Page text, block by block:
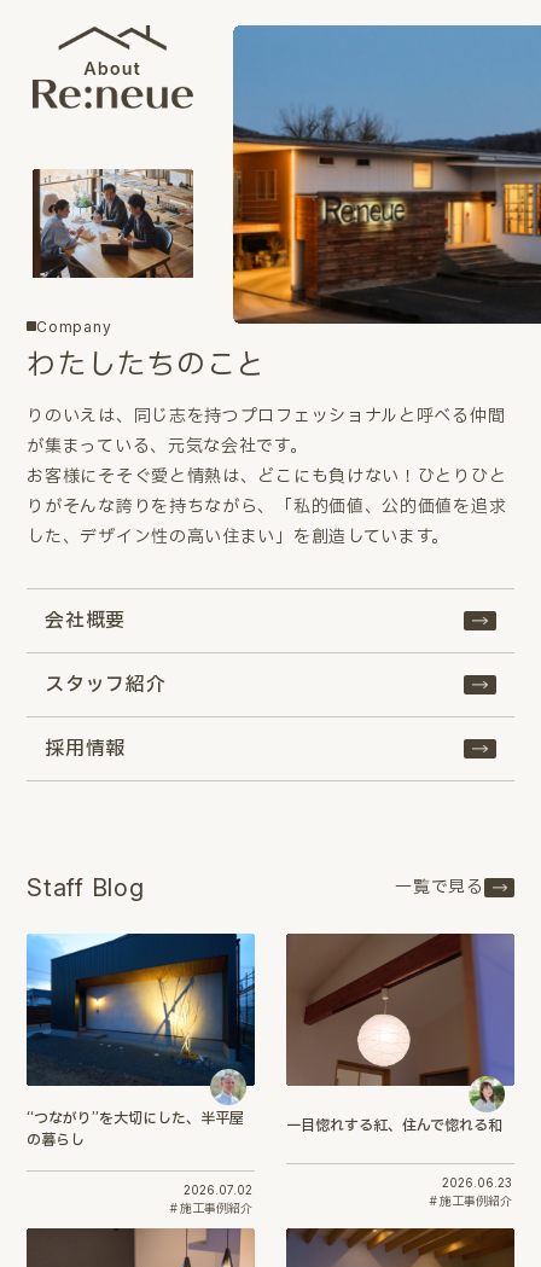
Company
わたしたちのこと
りのいえは、同じ志を持つプロフェッショナルと呼べる仲間
が集まっている、元気な会社です。
お客様にそそぐ愛と情熱は、どこにも負けない！ひとりひと
りがそんな誇りを持ちながら、「私的価値、公的価値を追求
した、デザイン性の高い住まい」を創造しています。
会社概要
スタッフ紹介
採用情報
Staff Blog 一覧で見る
“つながり”を大切にした、半平屋
の暮らし
2026.07.02
施工事例紹介
一目惚れする紅、住んで惚れる和
2026.06.23
施工事例紹介